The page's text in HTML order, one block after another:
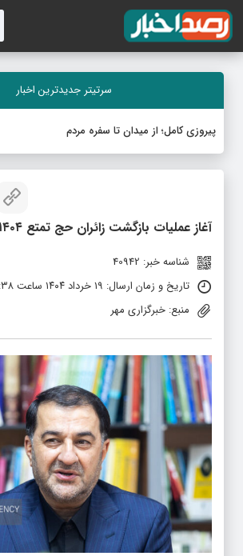
سرتیتر جدیدترین اخبار
پیروزی کامل؛ از میدان تا سفره مردم
آغاز عملیات بازگشت زائران حج تمتع ۱۴۰۴ از ۲۱ خرداد
شناسه خبر: 40942
تاریخ و زمان ارسال: ۱۹ خرداد ۱۴۰۴ ساعت ۱۰:۳۸
منبع: خبرگزاری مهر